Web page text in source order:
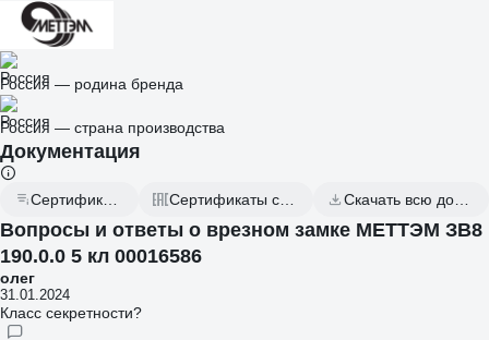
Россия — родина бренда
Россия — страна производства
Документация
Сертификаты соответствия
Вопросы и ответы о врезном замке МЕТТЭМ ЗВ8
190.0.0 5 кл 00016586
олег
31.01.2024
Класс секретности?